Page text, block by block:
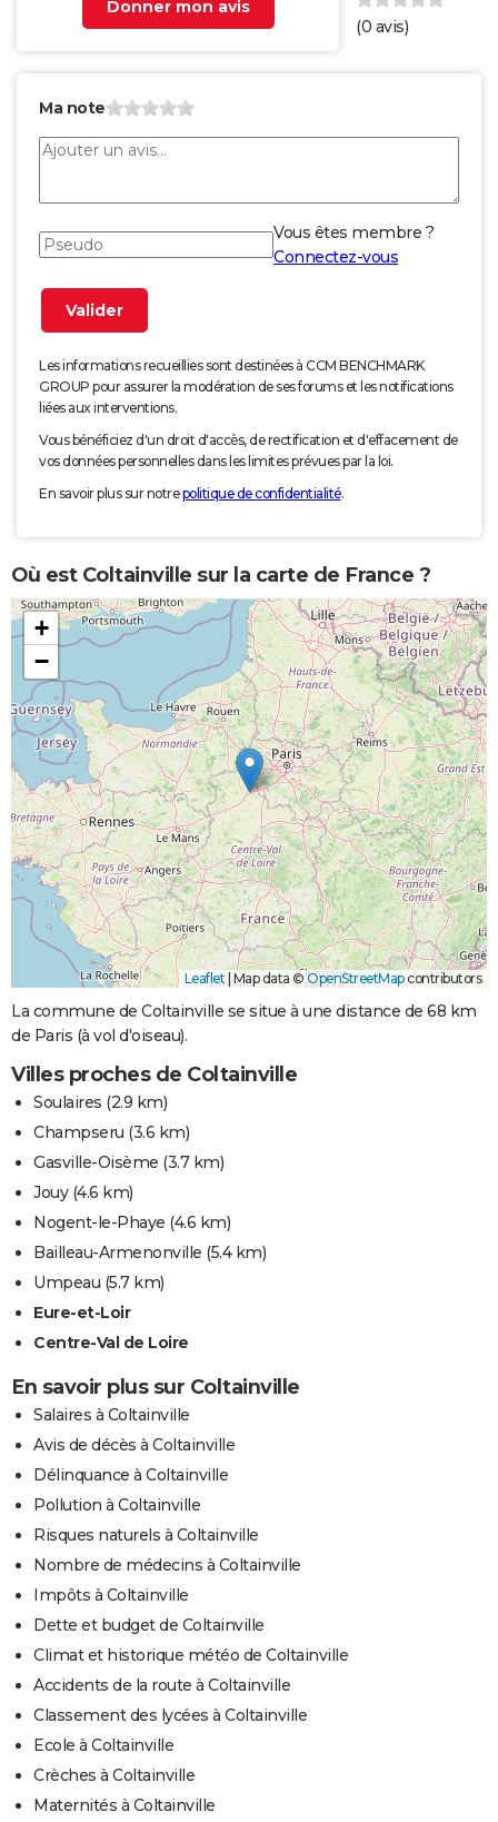
Donner mon avis
(0 avis)
Ma note
Vous êtes membre ?
Connectez-vous
Les informations recueillies sont destinées à CCM BENCHMARK
GROUP pour assurer la modération de ses forums et les notifications
liées aux interventions.
Vous bénéficiez d'un droit d'accès, de rectification et d'effacement de
vos données personnelles dans les limites prévues par la loi.
En savoir plus sur notrepolitique de confidentialité.
Où est Coltainville sur la carte de France ?
+
−
Leaflet|Map data ©OpenStreetMapcontributors
La commune de Coltainville se situe à une distance de 68 km
de Paris (à vol d'oiseau).
Villes proches de Coltainville
Soulaires (2.9 km)
Champseru (3.6 km)
Gasville-Oisème (3.7 km)
Jouy(4.6 km)
Nogent-le-Phaye (4.6 km)
Bailleau-Armenonville (5.4 km)
Umpeau (5.7 km)
Eure-et-Loir
Centre-Val de Loire
En savoir plus sur Coltainville
Salaires à Coltainville
Avis de décès à Coltainville
Délinquance à Coltainville
Pollution à Coltainville
Risques naturels à Coltainville
Nombre de médecins à Coltainville
Impôts à Coltainville
Dette et budget de Coltainville
Climat et historique météo de Coltainville
Accidents de la route à Coltainville
Classement des lycées à Coltainville
Ecole à Coltainville
Crèches à Coltainville
Maternités à Coltainville